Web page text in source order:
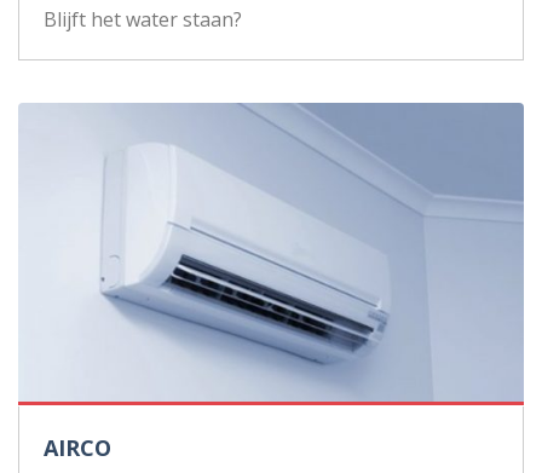
Blijft het water staan?
AIRCO